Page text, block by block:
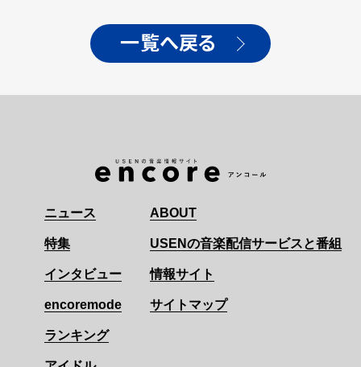
一覧へ戻る
ニュース
特集
インタビュー
encoremode
ランキング
ABOUT
USENの音楽配信サービスと番組
情報サイト
サイトマップ